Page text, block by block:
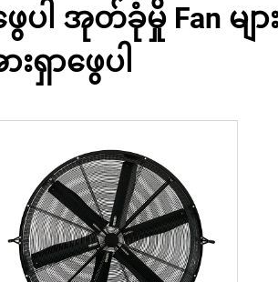
ါ အုတ်ခုံမှို Fan မျ
ရှာဖွေပါ